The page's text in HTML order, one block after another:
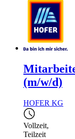
(m/w/d)
HOFER KG
Vollzeit,
Teilzeit